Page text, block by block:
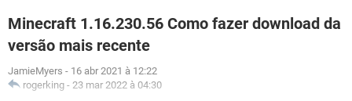
Minecraft 1.16.230.56 Como fazer download da
versão mais recente
JamieMyers - 16 abr 2021 à 12:22
rogerking - 23 mar 2022 à 04:30